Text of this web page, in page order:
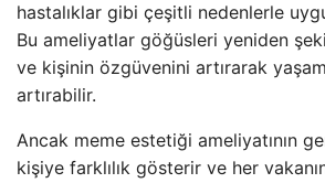
hastalıklar gibi çeşitli nedenlerle
Bu ameliyatlar göğüsleri yeniden
ve kişinin özgüvenini artırarak
artırabilir.
Ancak meme estetiği ameliyatının
kişiye farklılık gösterir ve her